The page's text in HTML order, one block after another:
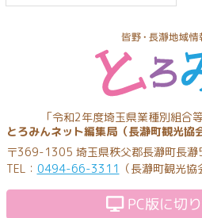
へ
とろみ
ト
「令和2年度埼玉県業種別組合
とろみんネット編集局（長瀞町観光協
〒369-1305 埼玉県秩父郡長瀞町長
TEL： 0494-66-3311 （長瀞町観光協
PC版に切